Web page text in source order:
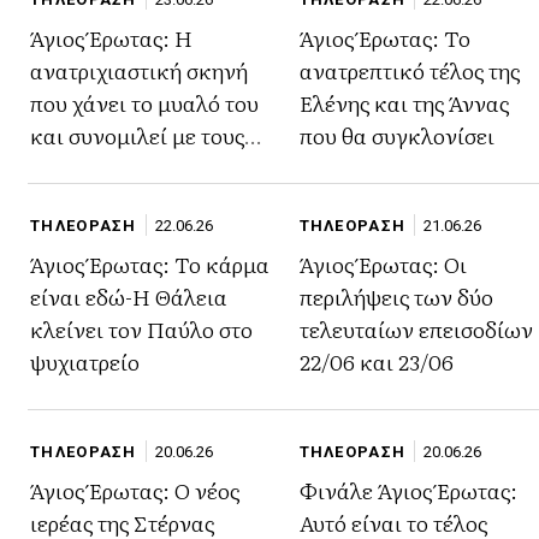
Άγιος Έρωτας: Η
ανατριχιαστική σκηνή
που χάνει το μυαλό του
και συνομιλεί με τους
Άγιος Έρωτας: Το
ανατρεπτικό τέλος της
Ελένης και της Άννας
που θα συγκλονίσει
ΤΗΛΕΟΡΑΣΗ 22.06.26
Άγιος Έρωτας: Το κάρμα
είναι εδώ-Η Θάλεια
κλείνει τον Παύλο στο
ψυχιατρείο
ΤΗΛΕΟΡΑΣΗ 21.06.26
Άγιος Έρωτας: Οι
περιλήψεις των δύο
τελευταίων επεισοδίων
22/06 και 23/06
ΤΗΛΕΟΡΑΣΗ 20.06.26
Άγιος Έρωτας: Ο νέος
ιερέας της Στέρνας
ΤΗΛΕΟΡΑΣΗ 20.06.26
Φινάλε Άγιος Έρωτας:
Αυτό είναι το τέλος